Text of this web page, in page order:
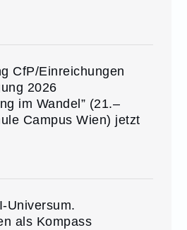
CfP/Einreichungen
2026
im Wandel” (21.–
Campus Wien) jetzt
Universum.
als Kompass